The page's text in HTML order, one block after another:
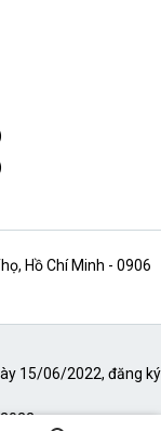
Hồ Chí Minh - 0906
15/06/2022, đăng ký